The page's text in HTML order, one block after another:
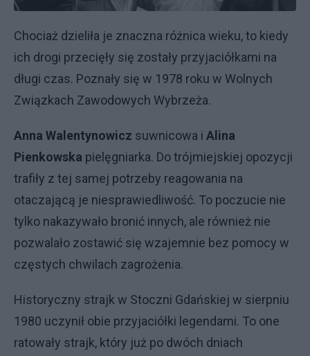
Chociaż dzieliła je znaczna różnica wieku, to kiedy
ich drogi przecięły się zostały przyjaciółkami na
długi czas. Poznały się w 1978 roku w Wolnych
Związkach Zawodowych Wybrzeża.
Anna Walentynowicz suwnicowa i Alina
Pienkowska pielęgniarka. Do trójmiejskiej opozycji
trafiły z tej samej potrzeby reagowania na
otaczającą je niesprawiedliwość. To poczucie nie
tylko nakazywało bronić innych, ale również nie
pozwalało zostawić się wzajemnie bez pomocy w
częstych chwilach zagrożenia.
Historyczny strajk w Stoczni Gdańskiej w sierpniu
1980 uczynił obie przyjaciółki legendami. To one
ratowały strajk, który już po dwóch dniach